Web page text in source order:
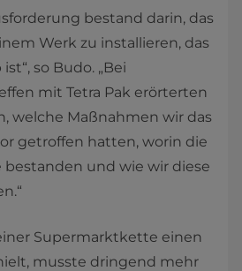
bestand darin, das
Werk zu installieren, das
so Budo. „Bei
mit Tetra Pak erörterten
welche Maßnahmen wir das
getroffen hatten, worin die
und wie wir diese
Supermarktkette einen
musste dringend mehr